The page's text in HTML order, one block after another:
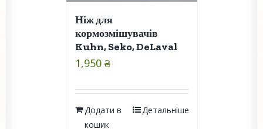
Ніж для
кормозмішувачів
Kuhn, Seko, DeLaval
1,950 ₴
Додати в
кошик
Детальніше